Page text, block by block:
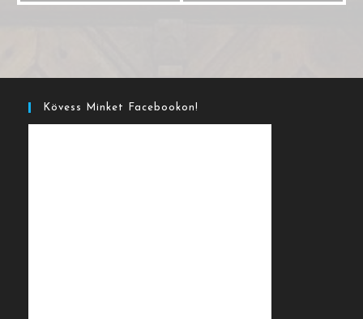
Kövess Minket Facebookon!